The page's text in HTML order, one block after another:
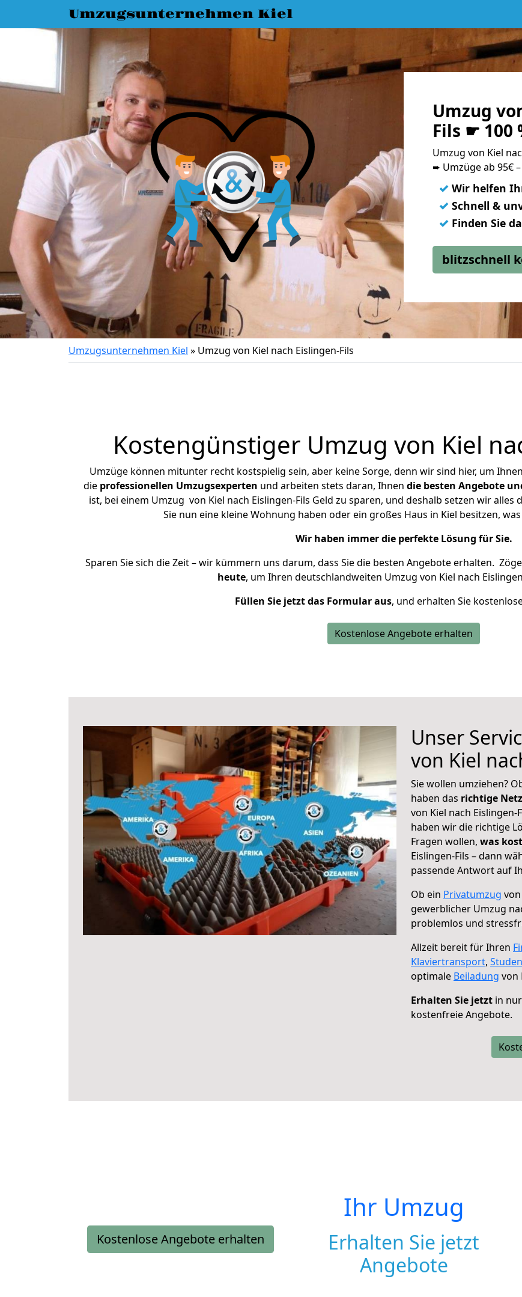
Umzugsunternehmen Kiel
Umzug
Fils ☛ 100
Umzug von Kiel
➨ Umzüge ab 95€
✓ Wir helfen
✓ Schnell &
✓ Finden Sie
blitzschnell
Umzugsunternehmen Kiel » Umzug von Kiel nach Eislingen-Fils
Kostengünstiger Umzug von Kiel
Umzüge können mitunter recht kostspielig sein, aber keine Sorge, denn wir sind hier, um
die professionellen Umzugsexperten und arbeiten stets daran, Ihnen die besten Angebote
ist, bei einem Umzug von Kiel nach Eislingen-Fils Geld zu sparen, und deshalb setzen wir alles
Sie nun eine kleine Wohnung haben oder ein großes Haus in Kiel besitzen,
Wir haben immer die perfekte Lösung für Sie.
Sparen Sie sich die Zeit – wir kümmern uns darum, dass Sie die besten Angebote erhalten.
heute, um Ihren deutschlandweiten Umzug von Kiel nach
Füllen Sie jetzt das Formular aus, und erhalten Sie
Kostenlose Angebote erhalten
Unser
von Kiel
Sie wollen umziehen?
haben das richtige
von Kiel nach
haben wir die richtige
Fragen wollen, was
Eislingen-Fils – dann
passende Antwort auf
Ob ein Privatumzug
gewerblicher Umzug
problemlos und
Allzeit bereit für Ihren
Klaviertransport,
optimale Beiladung von
Erhalten Sie jetzt in
kostenfreie Angebote.
Kostenlose Angebote erhalten
Ihr Umzug
Erhalten Sie jetzt
Angebote